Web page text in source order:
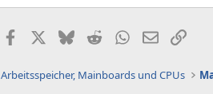
FacebookX (Twitter)
BlueskyRedditWhatsApp
E-MailLink
Arbeitsspeicher, Mainboards und CPUs